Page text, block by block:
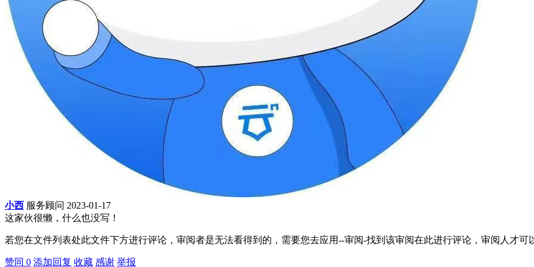
小西 服务顾问 2023-01-17
这家伙很懒，什么也没写！
若您在文件列表处此文件下方进行评论，审阅者是无法看得到的，需要您去应用--审阅-找到该审阅在此进行评论，审阅人才可
赞同 0 添加回复 收藏 感谢 举报